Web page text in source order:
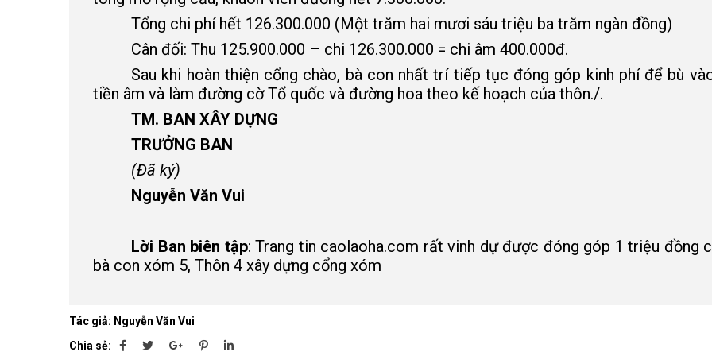
Tổng chi phí hết 126.300.000 (Một trăm hai mươi sáu triệu ba trăm ngàn đồng)
Cân đối: Thu 125.900.000 – chi 126.300.000 = chi âm 400.000đ.
Sau khi hoàn thiện cổng chào, bà con nhất trí tiếp tục đóng góp kinh phí để bù
tiền âm và làm đường cờ Tổ quốc và đường hoa theo kế hoạch của thôn./.
TM. BAN XÂY DỰNG
TRƯỞNG BAN
(Đã ký)
Nguyễn Văn Vui
Lời Ban biên tập: Trang tin caolaoha.com rất vinh dự được đóng góp 1 triệu đồng
bà con xóm 5, Thôn 4 xây dựng cổng xóm
Tác giả: Nguyễn Văn Vui
Chia sẻ: